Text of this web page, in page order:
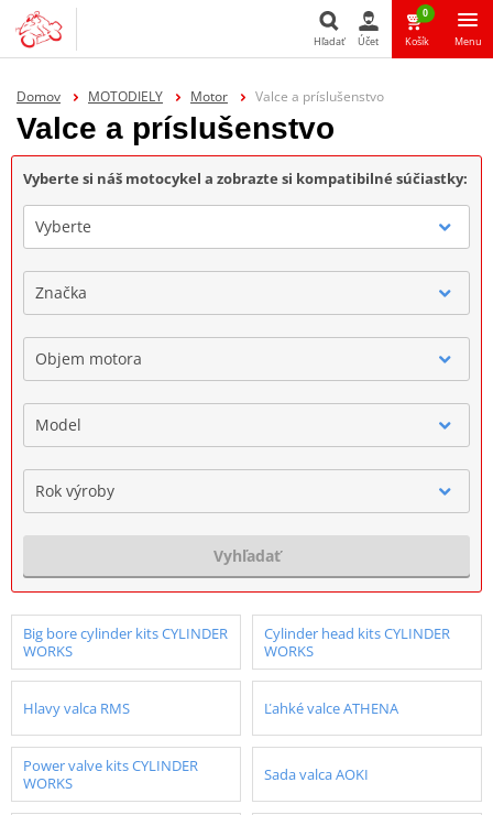
Hľadať Účet
0
Košík Menu
Domov MOTODIELY Motor Valce a príslušenstvo
Valce a príslušenstvo
Vyberte si náš motocykel a zobrazte si kompatibilné súčiastky:
Vyberte
Značka
Objem motora
Model
Rok výroby
Vyhľadať
Big bore cylinder kits CYLINDER
WORKS
Cylinder head kits CYLINDER
WORKS
Hlavy valca RMS Ľahké valce ATHENA
Power valve kits CYLINDER
WORKS
Sada valca AOKI